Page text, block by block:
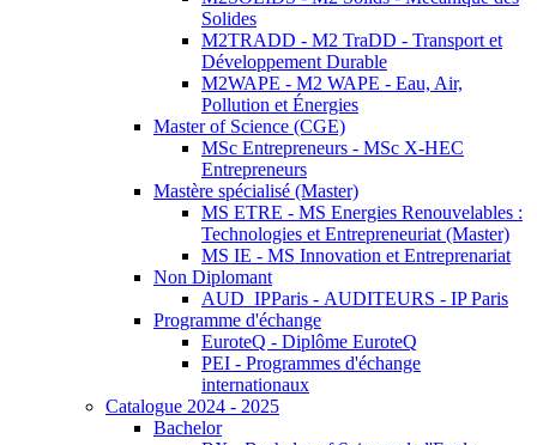
Solides
M2TRADD - M2 TraDD - Transport et
Développement Durable
M2WAPE - M2 WAPE - Eau, Air,
Pollution et Énergies
Master of Science (CGE)
MSc Entrepreneurs - MSc X-HEC
Entrepreneurs
Mastère spécialisé (Master)
MS ETRE - MS Energies Renouvelables :
Technologies et Entrepreneuriat (Master)
MS IE - MS Innovation et Entreprenariat
Non Diplomant
AUD_IPParis - AUDITEURS - IP Paris
Programme d'échange
EuroteQ - Diplôme EuroteQ
PEI - Programmes d'échange
internationaux
Catalogue 2024 - 2025
Bachelor